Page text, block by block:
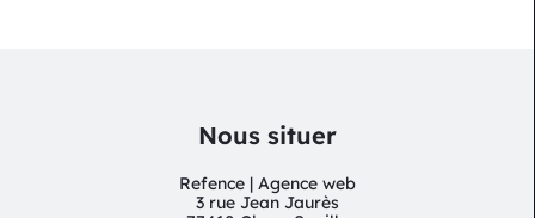
Nous situer
Refence | Agence web
3 rue Jean Jaurès